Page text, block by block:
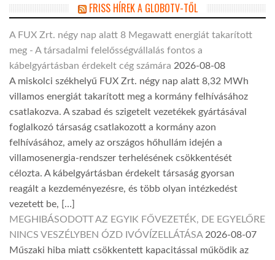
FRISS HÍREK A GLOBOTV-TŐL
A FUX Zrt. négy nap alatt 8 Megawatt energiát takarított
meg - A társadalmi felelősségvállalás fontos a
kábelgyártásban érdekelt cég számára 2026-08-08
A miskolci székhelyű FUX Zrt. négy nap alatt 8,32 MWh
villamos energiát takarított meg a kormány felhívásához
csatlakozva. A szabad és szigetelt vezetékek gyártásával
foglalkozó társaság csatlakozott a kormány azon
felhívásához, amely az országos hőhullám idején a
villamosenergia-rendszer terhelésének csökkentését
célozta. A kábelgyártásban érdekelt társaság gyorsan
reagált a kezdeményezésre, és több olyan intézkedést
vezetett be, […]
MEGHIBÁSODOTT AZ EGYIK FŐVEZETÉK, DE EGYELŐRE
NINCS VESZÉLYBEN ÓZD IVÓVÍZELLÁTÁSA 2026-08-07
Műszaki hiba miatt csökkentett kapacitással működik az